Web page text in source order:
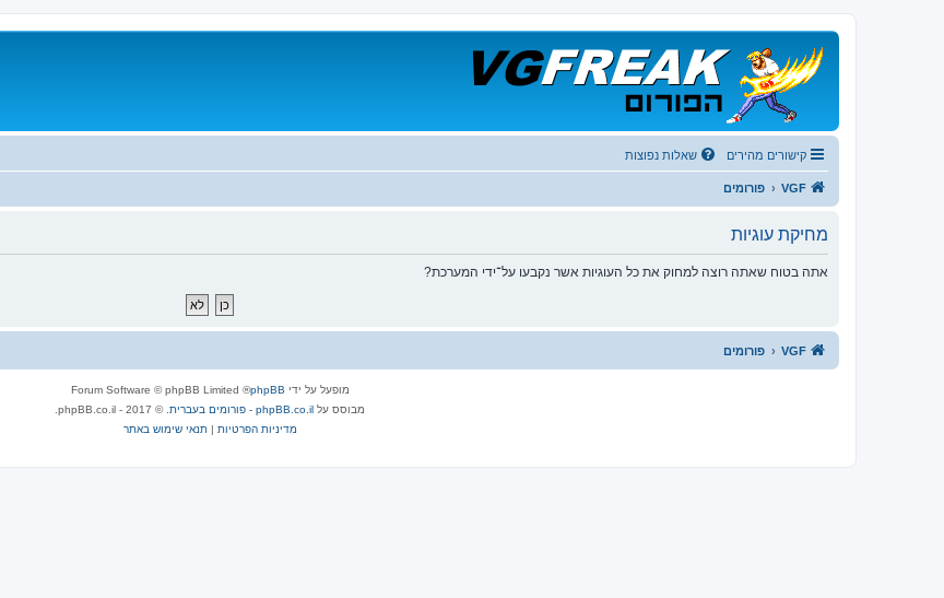
קישורים מהירים שאלות נפוצות
VGF פורומים
מחיקת עוגיות
אתה בטוח שאתה רוצה למחוק את כל העוגיות אשר נקבעו על־ידי המערכת?
VGF פורומים
מופעל על ידי phpBB
® Forum Software © phpBB Limited
מבוסס על phpBB.co.il - פורומים בעברית
. © 2017 - phpBB.co.il.
מדיניות הפרטיות |תנאי שימוש באתר